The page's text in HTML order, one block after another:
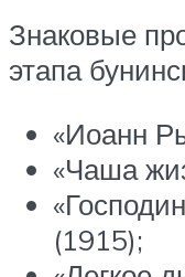
Знаковые
этапа
«Иоанн
«Чаша
(1915);